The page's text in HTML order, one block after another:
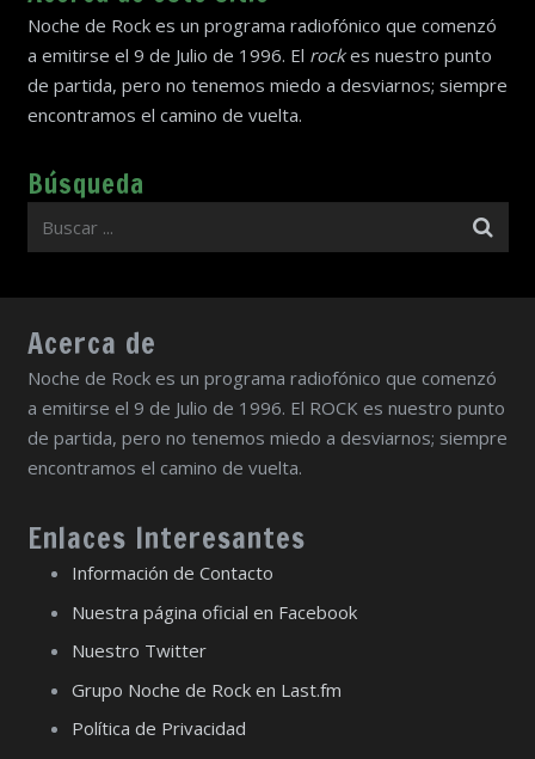
Noche de Rock es un programa radiofónico que comenzó
a emitirse el 9 de Julio de 1996. El rockes nuestro punto
de partida, pero no tenemos miedo a desviarnos; siempre
encontramos el camino de vuelta.
Búsqueda
Acerca de
Noche de Rock es un programa radiofónico que comenzó
a emitirse el 9 de Julio de 1996. El ROCK es nuestro punto
de partida, pero no tenemos miedo a desviarnos; siempre
encontramos el camino de vuelta.
Enlaces Interesantes
Información de Contacto
Nuestra página oficial en Facebook
Nuestro Twitter
Grupo Noche de Rock en Last.fm
Política de Privacidad